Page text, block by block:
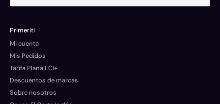
Primeriti
Mi cuenta
Mis Pedidos
Tarifa Plana ECI+
Descuentos de marcas
Sobre nosotros